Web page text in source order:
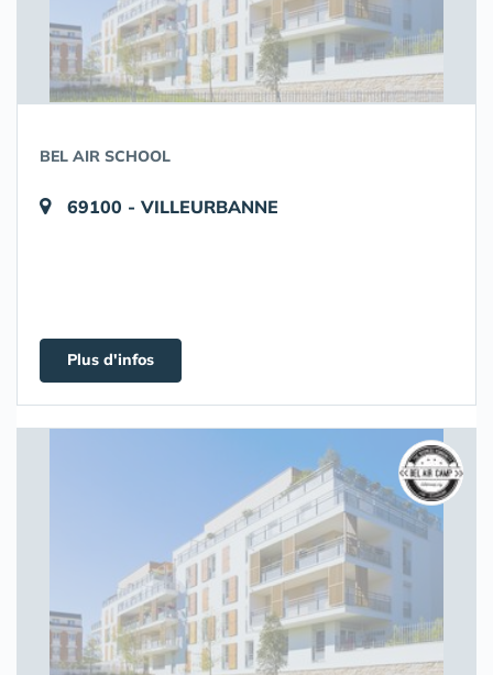
BEL AIR SCHOOL
69100 - VILLEURBANNE
Plus d'infos